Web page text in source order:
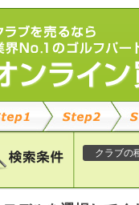
クラブの